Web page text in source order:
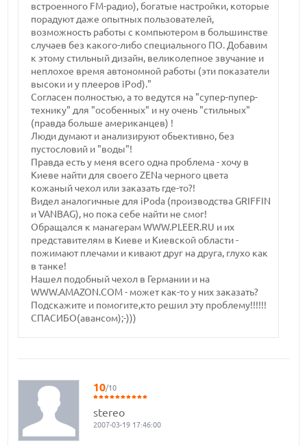
встроенного FM-радио), богатые настройки, которые
порадуют даже опытных пользователей,
возможность работы с компьютером в большинстве
случаев без какого-либо специального ПО. Добавим
к этому стильный дизайн, великолепное звучание и
неплохое время автономной работы (эти показатели
высоки и у плееров iPod)."
Согласен полностью, а то ведутся на "супер-пупер-
технику" для "особенных" и ну очень "стильных"
(правда больше американцев) !
Люди думают и анализируют обьективно, без
пустословий и "воды"!
Правда есть у меня всего одна проблема - хочу в
Киеве найти для своего ZENа черного цвета
кожаный чехол или заказать где-то?!
Видел аналогичные для iPodа (производства GRIFFIN
и VANBAG), но пока себе найти не смог!
Обращался к манагерам WWW.PLEER.RU и их
представителям в Киеве и Киевской области -
пожимают плечами и кивают друг на друга, глухо как
в танке!
Нашел подобный чехол в Германии и на
WWW.AMAZON.COM - может как-то у них заказать?
Подскажите и помогите,кто решил эту проблему!!!!!!
СПАСИБО(авансом);-)))
10/10
stereo
2007-03-19 17:46:00